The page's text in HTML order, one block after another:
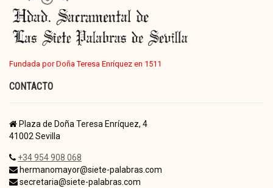
Fundada por Doña Teresa Enríquez en 1511
CONTACTO
Plaza de Doña Teresa Enríquez, 4
41002 Sevilla
+34 954 908 068
hermanomayor@siete-palabras.com
secretaria@siete-palabras.com